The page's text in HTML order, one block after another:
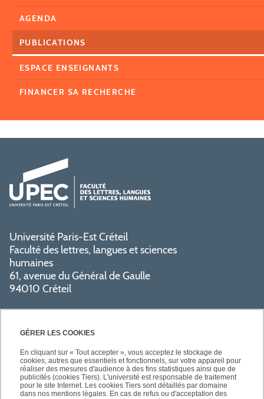
GÉRER LES COOKIES
En cliquant sur « Tout accepter », vous acceptez le stockage de
cookies, autres que essentiels et fonctionnels, sur votre appareil pour
réaliser des mesures d'audience à des fins statistiques ainsi que de
publicités (cookies Tiers). L'université est responsable de traitement
pour le site Internet. Les cookies Tiers sont détaillés par domaine
dans nos mentions légales. En cas de refus ou d'acceptation des
AGENDA
PUBLICATIONS
ESPACE ENSEIGNANTS
FINANCER SA RECHERCHE
Université Paris-Est Créteil
Faculté des lettres, langues et sciences
humaines
61, avenue du Général de Gaulle
94010 Créteil
PRATIQUE